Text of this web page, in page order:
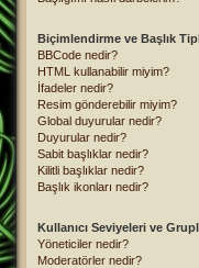
Biçimlendirme ve Başlık
BBCode nedir?
HTML kullanabilir miyim?
İfadeler nedir?
Resim gönderebilir miyim?
Global duyurular nedir?
Duyurular nedir?
Sabit başlıklar nedir?
Kilitli başlıklar nedir?
Başlık ikonları nedir?
Kullanıcı Seviyeleri ve
Yöneticiler nedir?
Moderatörler nedir?